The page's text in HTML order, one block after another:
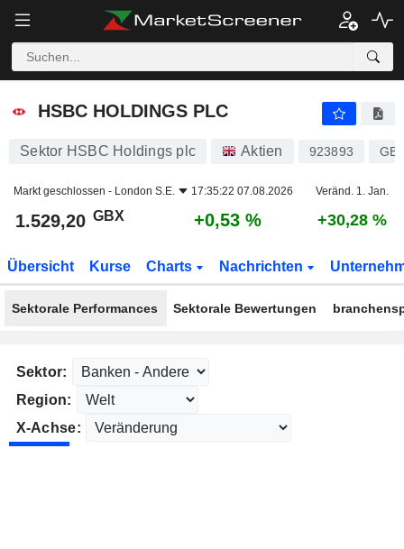
HSBC HOLDINGS PLC
HSBC HOLDINGS PLC
Sektor HSBC Holdings plc Aktien 923893
Markt geschlossen - London S.E. 17:35:22 07.08.2026 Veränd. 1. Jan.
1.529,20 GBX +0,53 % +30,28 %
Übersicht Kurse Charts Nachrichten
Sektorale Performances Sektorale Bewertungen
Sektor:
Region:
X-Achse: